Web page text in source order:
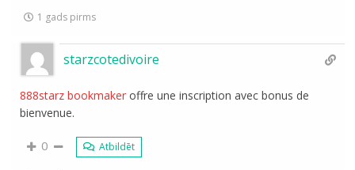
1 gads pirms
starzcotedivoire
888starz bookmaker offre une inscription avec bonus de
bienvenue.
0 Atbildēt